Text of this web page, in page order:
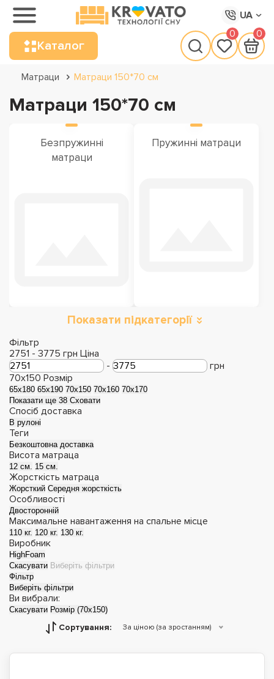
UA
Каталог
0 0
Матраци Матраци 150*70 см
Матраци 150*70 см
Безпружинні
матраци
Пружинні матраци
Двоспальні матраци
Односпальні
Дитячі матраци
зима-літо
Показати підкатегорії
Фільтр
2751 - 3775 грн Ціна
-
грн
70х150 Розмір
65х180 65х190 70х150 70х160 70х170
Показати ще 38 Сховати
Спосіб доставка
В рулоні
Теги
Безкоштовна доставка
Висота матраца
12 см. 15 см.
Жорсткість матраца
Жорсткий Середня жорсткість
Особливості
Двосторонній
Максимальне навантаження на спальне місце
110 кг. 120 кг. 130 кг.
Виробник
HighFoam
Скасувати Виберіть фільтри
Фільтр
Виберіть фільтри
Ви вибрали:
Скасувати Розмір (70х150)
Сортування: За ціною (за зростанням)